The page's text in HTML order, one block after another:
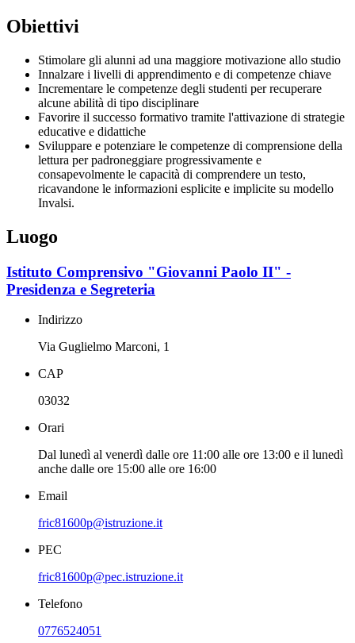
Obiettivi
Stimolare gli alunni ad una maggiore motivazione allo studio
Innalzare i livelli di apprendimento e di competenze chiave
Incrementare le competenze degli studenti per recuperare
alcune abilità di tipo disciplinare
Favorire il successo formativo tramite l'attivazione di strategie
educative e didattiche
Sviluppare e potenziare le competenze di comprensione della
lettura per padroneggiare progressivamente e
consapevolmente le capacità di comprendere un testo,
ricavandone le informazioni esplicite e implicite su modello
Invalsi.
Luogo
Istituto Comprensivo "Giovanni Paolo II" -
Presidenza e Segreteria
Indirizzo
Via Guglielmo Marconi, 1
CAP
03032
Orari
Dal lunedì al venerdì dalle ore 11:00 alle ore 13:00 e il lunedì
anche dalle ore 15:00 alle ore 16:00
Email
fric81600p@istruzione.it
PEC
fric81600p@pec.istruzione.it
Telefono
0776524051